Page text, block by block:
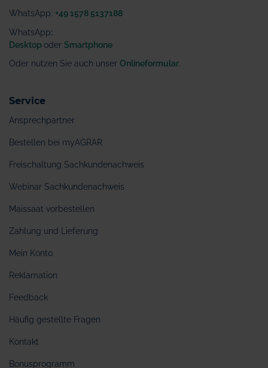
WhatsApp: +49 1578 5137188
WhatsApp:
Desktop oder Smartphone
Oder nutzen Sie auch unser Onlineformular
Service
Ansprechpartner
Bestellen bei myAGRAR
Freischaltung Sachkundenachweis
Webinar Sachkundenachweis
Maissaat vorbestellen
Zahlung und Lieferung
Mein Konto
Reklamation
Feedback
Häufig gestellte Fragen
Kontakt
Bonusprogramm